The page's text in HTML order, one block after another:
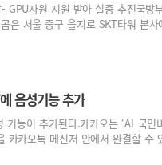
GPU자원 지원 받아 실증 추진국방
콤은 서울 중구 을지로 SKT타워
음성기능 추가
기능이 추가된다.카카오는 ‘AI 국
카카오톡 메신저 안에서 완결할